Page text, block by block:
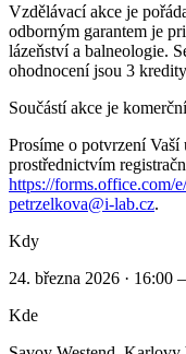
Vzdělávací akce je
odborným garantem je
lázeňství a balneologie.
ohodnocení jsou 3
Součástí akce je
Prosíme o potvrzení
prostřednictvím
https://forms.office.com/
petrzelkova@i-lab.cz.
Kdy
24. března 2026 · 16:00
Kde